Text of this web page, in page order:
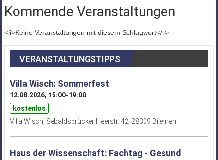
Kommende Veranstaltungen
<li>Keine Veranstaltungen mit diesem Schlagwort</li>
VERANSTALTUNGSTIPPS
Villa Wisch: Sommerfest
12.08.2026, 15:00-19:00
kostenlos
Villa Wisch, Sebaldsbrücker Heerstr. 42, 28309 Bremen
Haus der Wissenschaft: Fachtag - Gesund